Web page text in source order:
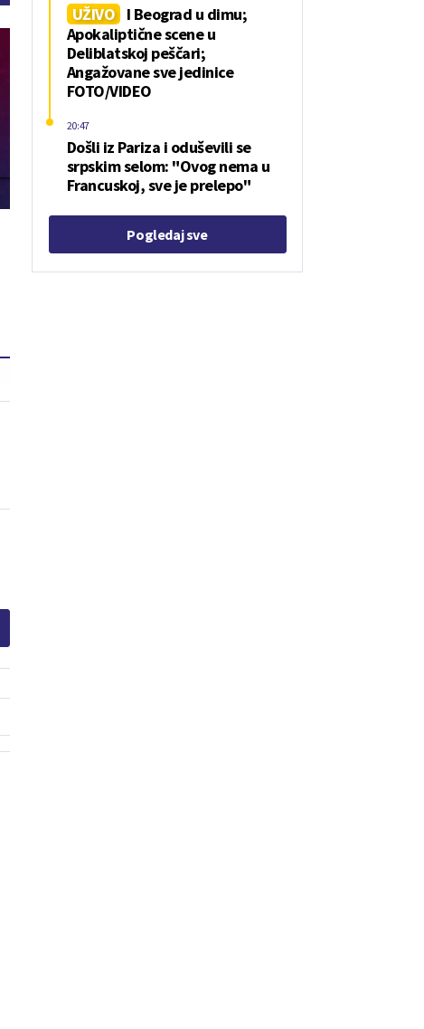
UŽIVO
I Beograd u dimu;
Apokaliptične scene u
Deliblatskoj peščari;
Angažovane sve jedinice
FOTO/VIDEO
Došli iz Pariza i oduševili se
srpskim selom: "Ovog nema u
Francuskoj, sve je prelepo"
20:47
Pogledaj sve